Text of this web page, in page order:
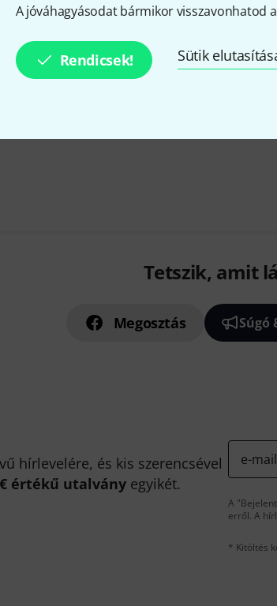
A jóváhagyásodat bármikor visszavonhatod
Rendicsek! Sütik
USB 2.0
Szín:
Tetszik, amit
Megosztás Súgó
hírlevelére, és kis szerencsével
értékű utalvány egyikét.
e-
A
erről. A
* Kitöltés